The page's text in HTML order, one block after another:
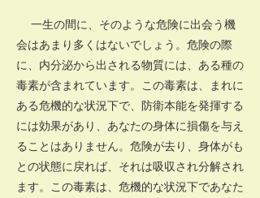
一生の間に、そのような危険に出会う機
会はあまり多くはないでしょう。危険の際
に、内分泌から出される物質には、ある種の
毒素が含まれています。この毒素は、まれに
ある危機的な状況下で、防衛本能を発揮する
には効果があり、あなたの身体に損傷を与え
ることはありません。危険が去り、身体がも
との状態に戻れば、それは吸収され分解され
ます。この毒素は、危機的な状況下であなた